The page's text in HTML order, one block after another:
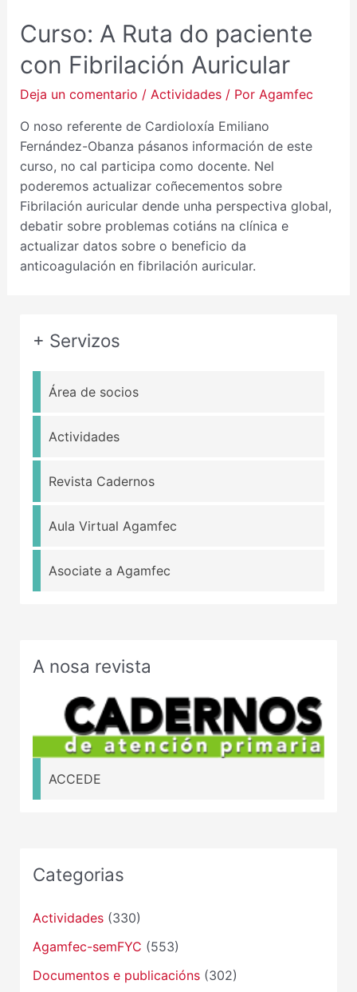
Curso: A Ruta do paciente
con Fibrilación Auricular
Deja un comentario / Actividades/ Por Agamfec
O noso referente de Cardioloxía Emiliano
Fernández-Obanza pásanos información de este
curso, no cal participa como docente. Nel
poderemos actualizar coñecementos sobre
Fibrilación auricular dende unha perspectiva global,
debatir sobre problemas cotiáns na clínica e
actualizar datos sobre o beneficio da
anticoagulación en fibrilación auricular.
+ Servizos
Área de socios
Actividades
Revista Cadernos
Aula Virtual Agamfec
Asociate a Agamfec
A nosa revista
ACCEDE
Categorias
Actividades(330)
Agamfec-semFYC (553)
Documentos e publicacións(302)